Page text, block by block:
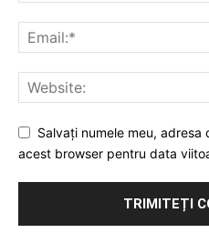
Salvați numele meu,
acest browser pentru data